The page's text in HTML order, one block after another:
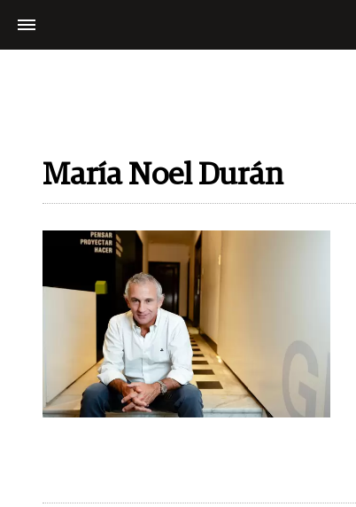
María Noel Durán